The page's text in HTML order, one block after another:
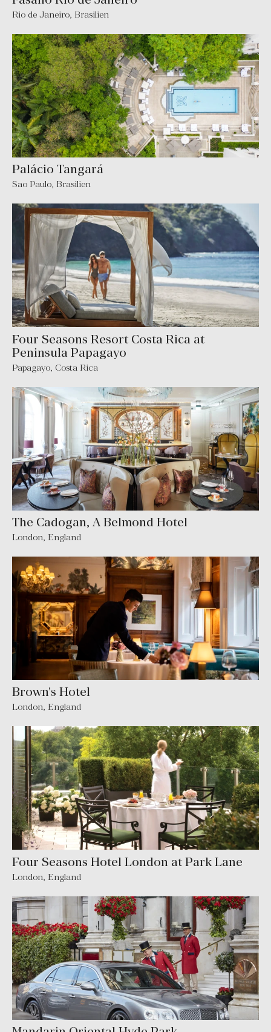
Rio de Janeiro, Brasilien
Palácio Tangará
Sao Paulo, Brasilien
Four Seasons Resort Costa Rica at
Peninsula Papagayo
Papagayo, Costa Rica
The Cadogan, A Belmond Hotel
London, England
Brown's Hotel
London, England
Four Seasons Hotel London at Park Lane
London, England